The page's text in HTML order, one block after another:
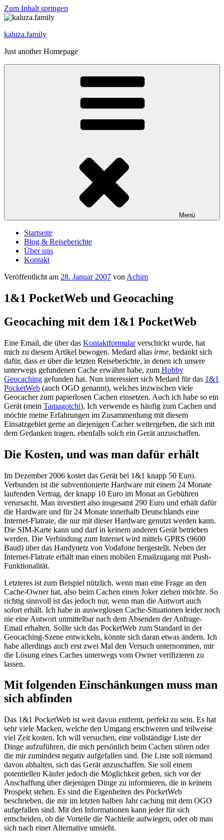
Zum Inhalt springen
kaluza.family
Just another Homepage
Menü
Startseite
Blog & Reiseberichte
Über uns
Kontakt
Veröffentlicht am 28. Januar 2007 von Achim
1&1 PocketWeb und Geocaching
Geocaching mit dem 1&1 PocketWeb
Eine Email, die über das Kontaktformularverschickt wurde, hat
mich zu diesem Artikel bewogen. Medard alias irme, bedankt sich
dafür, dass er über die letzten Reiseberichte, in denen ich unsere
unterwegs gefundenen Cache erwähnt habe, zum Hobby
Geocaching gefunden hat. Nun interessiert sich Medard für das 1&1
PocketWeb (auch OGO genannt), welches inzwischen viele
Geocacher zum papierlosen Cachen einsetzen. Auch ich habe so ein
Gerät (mein Tamagotchi). Ich verwende es häufig zum Cachen und
möchte meine Erfahrungen im Zusammenhang mit diesem
Einsatzgebiet gerne an diejenigen Cacher weitergeben, die sich mit
dem Gedanken tragen, ebenfalls solch ein Gerät anzuschaffen.
Die Kosten, und was man dafür erhält
Im Dezember 2006 kostet das Gerät bei 1&1 knapp 50 Euro.
Verbunden ist die subventionierte Hardware mit einem 24 Monate
laufenden Vertrag, der knapp 10 Euro im Monat an Gebühren
verursacht. Man investiert also insgesamt 290 Euro und erhält dafür
die Hardware und für 24 Monate innerhalb Deutschlands eine
Internet-Flatrate, die nur mit dieser Hardware genutzt werden kann.
Die SIM-Karte kann und darf in keinem anderen Gerät betrieben
werden. Die Verbindung zum Internet wird mittels GPRS (9600
Baud) über das Handynetz von Vodafone hergestellt. Neben der
Internet-Flatrate erhält man einen mobilen Emailzugang mit Push-
Funktionalität.
Letzteres ist zum Beispiel nützlich, wenn man eine Frage an den
Cache-Owner hat, also beim Cachen einen Joker ziehen möchte. So
richtig sinnvoll ist das jedoch nur, wenn man die Antwort auch
sofort erhält. Ich habe in ausweglosen Cache-Situationen leider noch
nie eine Antwort unmittelbar nach dem Absenden der Anfrage-
Email erhalten. Sollte sich das PocketWeb zum Standard in der
Geocaching-Szene entwickeln, könnte sich daran etwas ändern. Ich
habe allerdings auch erst zwei Mal den Versuch unternommen, mir
die Lösung eines Caches unterwegs vom Owner verifizieren zu
lassen.
Mit folgenden Einschänkungen muss man
sich abfinden
Das 1&1 PocketWeb ist weit davon entfernt, perfekt zu sein. Es hat
sehr viele Macken, welche den Umgang erschweren und teilweise
viel Zeit kosten. Ich will versuchen, eine vollständige Liste der
Dinge aufzuführen, die mich persönlich beim Cachen stören oder
die mir zumindest negativ aufgefallen sind. Die Liste soll niemand
davon abhalten, sich das Gerät anzuschaffen. Sie soll einem
potentiellen Käufer jedoch die Möglichkeit geben, sich vor der
Anschaffung über diejenigen Dinge zu informieren, die in keinem
Prospekt stehen. Es sind die Eigenheiten des PocketWeb
beschrieben, die mir im letzten halben Jahr caching mit dem OGO
aufgefallen sind. Mit den Informationen kann jeder für sich
entscheiden, ob die Vorteile die Nachteile aufwiegen, oder ob man
sich nach einer Alternative umsieht.